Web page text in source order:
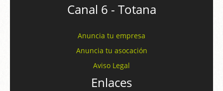
Canal 6 - Totana
Anuncia tu empresa
Anuncia tu asocación
Aviso Legal
Enlaces